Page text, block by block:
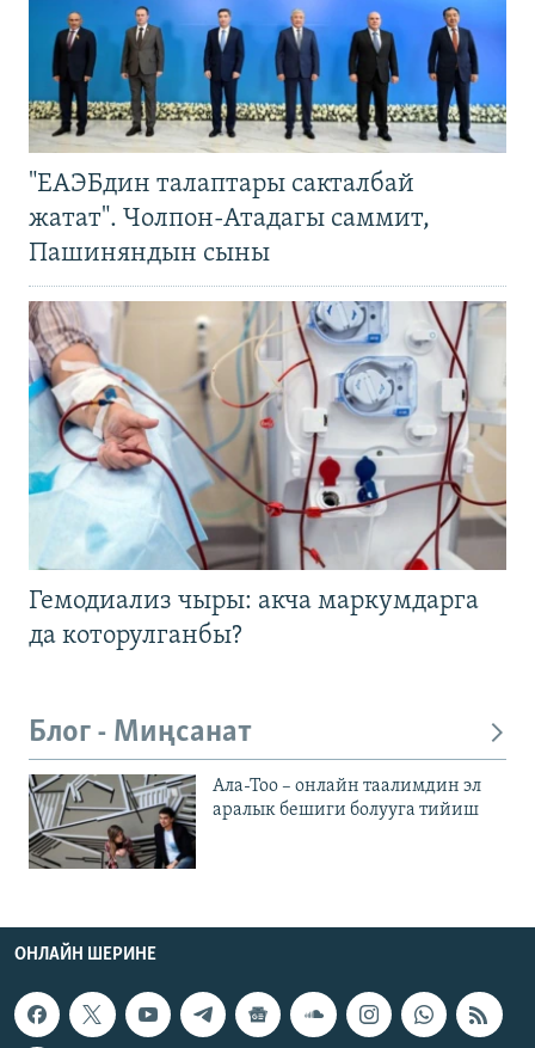
"ЕАЭБдин талаптары сакталбай
жатат". Чолпон-Атадагы саммит,
Пашиняндын сыны
Гемодиализ чыры: акча маркумдарга
да которулганбы?
Блог - Миңсанат
Ала-Тоо – онлайн таалимдин эл
аралык бешиги болууга тийиш
ОНЛАЙН ШЕРИНЕ